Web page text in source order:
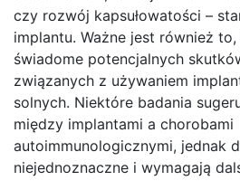
czy rozwój kapsułowatości –
implantu. Ważne jest również
świadome potencjalnych
związanych z używaniem
solnych. Niektóre badania
między implantami a chorobami
autoimmunologicznymi, jednak
niejednoznaczne i wymagają